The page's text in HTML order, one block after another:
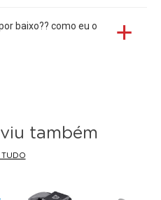
baixo?? como eu o
também
TUDO